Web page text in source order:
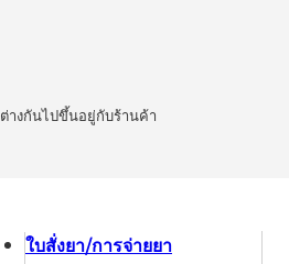
างกันไปขึ้นอยู่กับร้านค้า
ใบสั่งยา/การจ่ายยา